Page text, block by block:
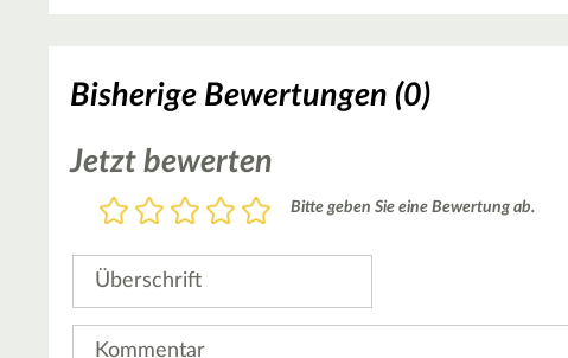
Bisherige Bewertungen (0)
Jetzt bewerten
Bewertung
5
4
3
2
1
Bitte geben Sie eine Bewertung ab.
Überschrift